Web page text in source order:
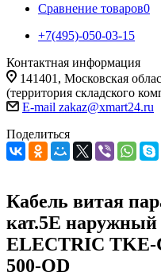
Сравнение товаров0
+7(495)-050-03-15
Контактная информация
141401, Московская
(территория складского
E-mail zakaz@xmart24.ru
Поделиться
Кабель витая
кат.5E
ELECTRIC TKE-
500-OD